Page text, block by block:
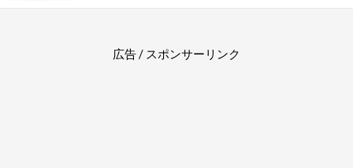
広告 / スポンサーリンク